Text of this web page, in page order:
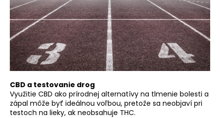
CBD a testovanie drog
Využitie CBD ako prírodnej alternatívy na tlmenie bolesti a
zápal môže byť ideálnou voľbou, pretože sa neobjaví pri
testoch na lieky, ak neobsahuje THC.